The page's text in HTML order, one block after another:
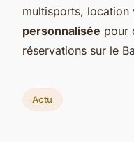
multisports, location
personnalisée pour
réservations sur le
Actu